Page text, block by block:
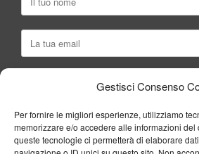
Gestisci Consenso
Per fornire le migliori esperienze, utilizziamo
memorizzare e/o accedere alle informazioni del
queste tecnologie ci permetterà di elaborare